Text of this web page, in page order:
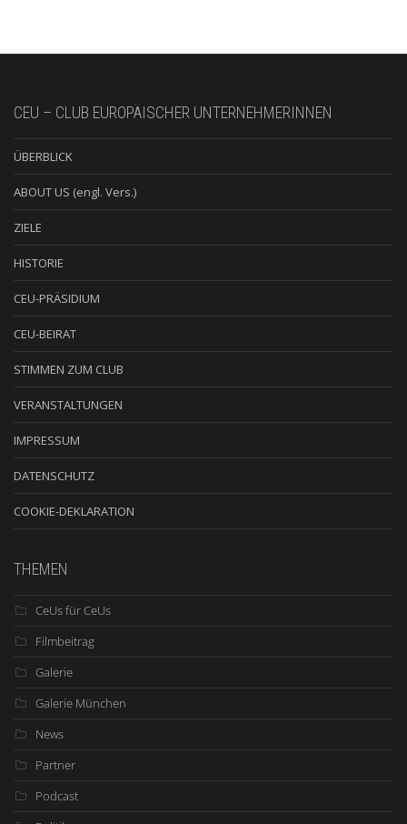
CEU – CLUB EUROPÄISCHER UNTERNEHMERINNEN
ÜBERBLICK
ABOUT US (engl. Vers.)
ZIELE
HISTORIE
CEU-PRÄSIDIUM
CEU-BEIRAT
STIMMEN ZUM CLUB
VERANSTALTUNGEN
IMPRESSUM
DATENSCHUTZ
COOKIE-DEKLARATION
THEMEN
CeUs für CeUs
Filmbeitrag
Galerie
Galerie München
News
Partner
Podcast